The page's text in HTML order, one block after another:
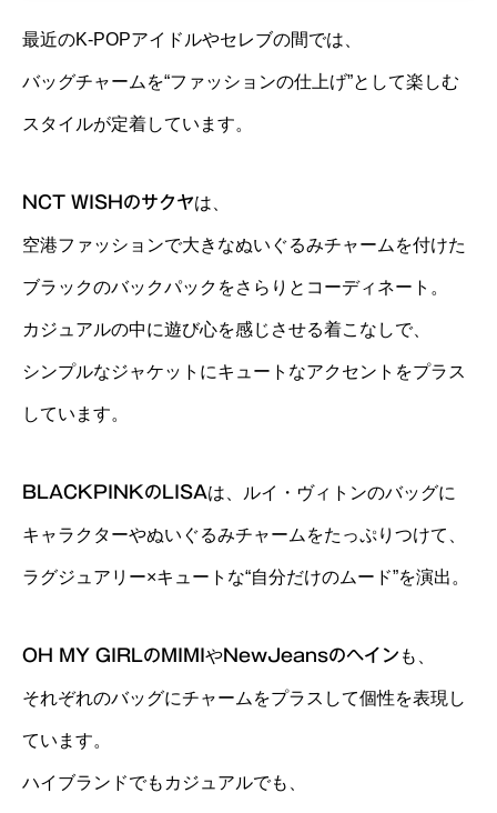
最近のK-POPアイドルやセレブの間では、
バッグチャームを“ファッションの仕上げ”として楽しむ
スタイルが定着しています。
NCT WISHのサクヤは、
空港ファッションで大きなぬいぐるみチャームを付けた
ブラックのバックパックをさらりとコーディネート。
カジュアルの中に遊び心を感じさせる着こなしで、
シンプルなジャケットにキュートなアクセントをプラス
しています。
BLACKPINKのLISAは、ルイ・ヴィトンのバッグに
キャラクターやぬいぐるみチャームをたっぷりつけて、
ラグジュアリー×キュートな“自分だけのムード”を演出。
OH MY GIRLのMIMI やNewJeansのヘイン も、
それぞれのバッグにチャームをプラスして個性を表現し
ています。
ハイブランドでもカジュアルでも、